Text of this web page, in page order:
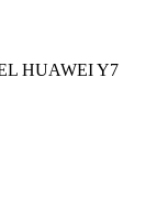
HUAWEI Y7